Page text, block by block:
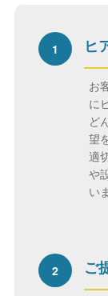
1 ヒ
お
に
ど
望
適
や
い
2 ご